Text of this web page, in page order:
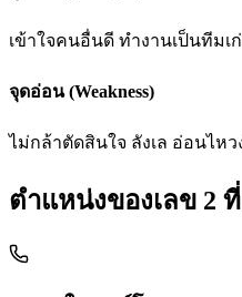
เข้าใจคนอื่นดี ทำงานเป็นทีมเก่
จุดอ่อน (Weakness)
ไม่กล้าตัดสินใจ ลังเล อ่อนไหว
ตำแหน่งของเลข 2